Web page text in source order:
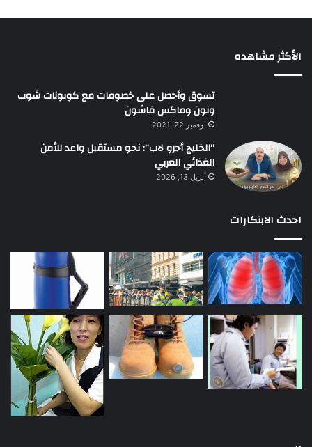
الأكثر مشاهده
تسوق وأحصل على خصومات مع كوبونات شوب
ونون وماكس فاشون
نوفمبر 22, 2021
“الخليج أجرو لاب”: نحو مستقبل واعد للأمن
الغذائي العربي
أبريل 13, 2026
احدث الابتكارات